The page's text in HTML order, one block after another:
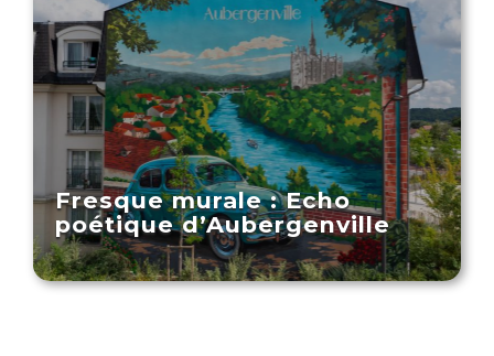
Fresque murale : Echo
poétique d’Aubergenville